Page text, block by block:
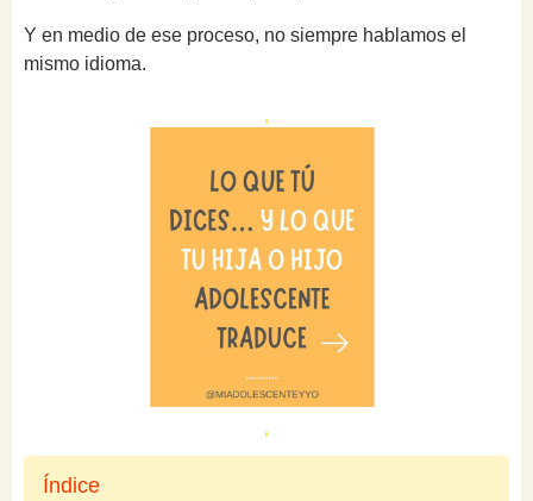
Y en medio de ese proceso, no siempre hablamos el
mismo idioma.
Índice